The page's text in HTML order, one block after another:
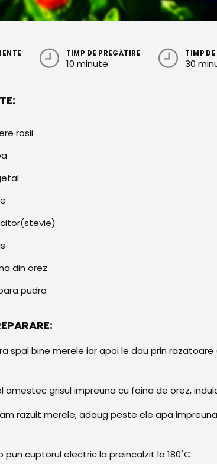
TIMP DE PREGĂTIRE
10 minute
TIMP DE
30
rosii
din orez
pudra
spal bine merele iar apoi le dau prin
amestec grisul impreuna cu faina de orez,
razuit merele, adaug peste ele apa
pun cuptorul electric la preincalzit la 180˚C.